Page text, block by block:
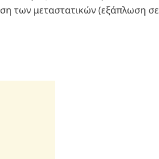
των μεταστατικών (εξάπλωση σε